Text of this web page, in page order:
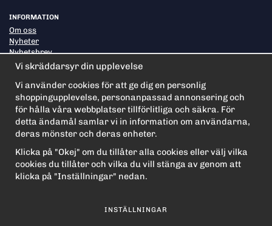
INFORMATION
Om oss
Nyheter
Nyhetsbrev
Om cookies
PRENUMERERA PÅ NYHETSBREVET FÖR VÅRA BÄSTA
ERBJUDANDEN OCH NYHETER!
E-
postadress
Vi skräddarsyr din upplevelse
Vi använder cookies för att ge dig en personlig
shoppingupplevelse, personanpassad annonsering och
för hålla våra webbplatser tillförlitliga och säkra. För
detta ändamål samlar vi in information om användarna,
deras mönster och deras enheter.
Klicka på "Okej" om du tillåter alla cookies eller välj vilka
cookies du tillåter och vilka du vill stänga av genom att
klicka på "Inställningar" nedan.
INSTÄLLNINGAR